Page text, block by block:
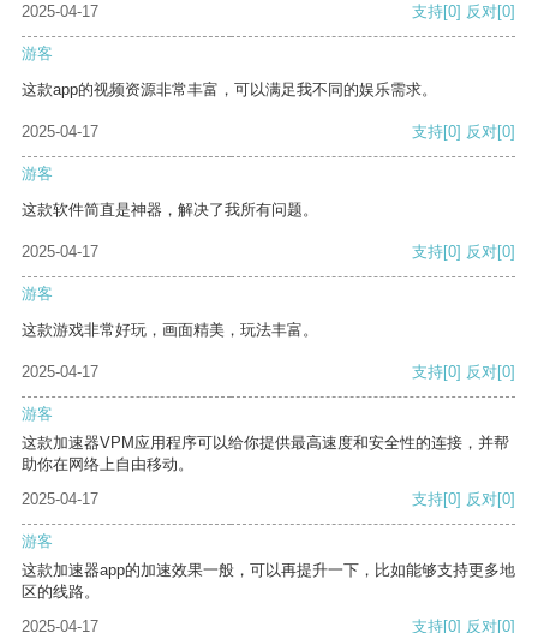
2025-04-17
支持[0] 反对[0]
游客
这款app的视频资源非常丰富，可以满足我不同的娱乐需求。
2025-04-17 支持[0] 反对[0]
游客
这款软件简直是神器，解决了我所有问题。
2025-04-17 支持[0] 反对[0]
游客
这款游戏非常好玩，画面精美，玩法丰富。
2025-04-17 支持[0] 反对[0]
游客
这款加速器VPM应用程序可以给你提供最高速度和安全性的连接，并帮
助你在网络上自由移动。
2025-04-17
支持[0] 反对[0]
游客
这款加速器app的加速效果一般，可以再提升一下，比如能够支持更多地
区的线路。
2025-04-17
支持[0] 反对[0]